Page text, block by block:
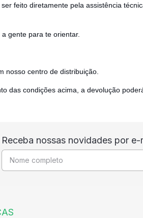
feito diretamente pela assistência
gente para te orientar.
nosso centro de distribuição.
das condições acima, a devolução
Receba nossas novidades por e-